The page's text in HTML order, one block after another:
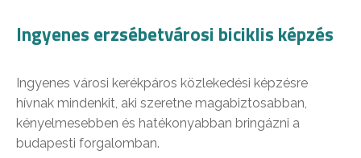
Ingyenes erzsébetvárosi biciklis képzés
Ingyenes városi kerékpáros közlekedési képzésre
hívnak mindenkit, aki szeretne magabiztosabban,
kényelmesebben és hatékonyabban bringázni a
budapesti forgalomban.